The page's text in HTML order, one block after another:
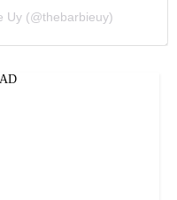
Uy (@thebarbieuy)